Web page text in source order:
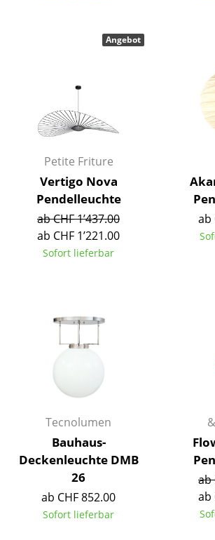
Einzelteile
... alle Aufbewahrungsmöbel
Licht
Hängeleuchten & Deckenleuchten
Schreibtischleuchten
Wandleuchten
Outdoor-Leuchten
Akkuleuchten
Betten
Doppelbetten
Einzelbetten
Petite Friture
Vertigo Nova
Pendelleuchte
ab CHF 1’437.00
ab CHF 1’221.00
Sofort lieferbar
Angebot
ab
Tecnolumen
Bauhaus-
Deckenleuchte DMB
26
ab CHF 852.00
Sofort lieferbar
ab
ab